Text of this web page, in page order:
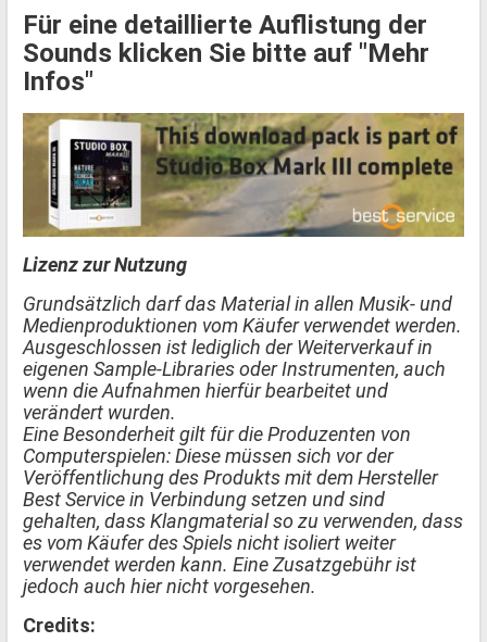
Für eine detaillierte Auflistung der
Sounds klicken Sie bitte auf "Mehr
Infos"
Lizenz zur Nutzung
Grundsätzlich darf das Material in allen Musik- und
Medienproduktionen vom Käufer verwendet werden.
Ausgeschlossen ist lediglich der Weiterverkauf in
eigenen Sample-Libraries oder Instrumenten, auch
wenn die Aufnahmen hierfür bearbeitet und
verändert wurden.
Eine Besonderheit gilt für die Produzenten von
Computerspielen: Diese müssen sich vor der
Veröffentlichung des Produkts mit dem Hersteller
Best Service in Verbindung setzen und sind
gehalten, dass Klangmaterial so zu verwenden, dass
es vom Käufer des Spiels nicht isoliert weiter
verwendet werden kann. Eine Zusatzgebühr ist
jedoch auch hier nicht vorgesehen.
Credits: